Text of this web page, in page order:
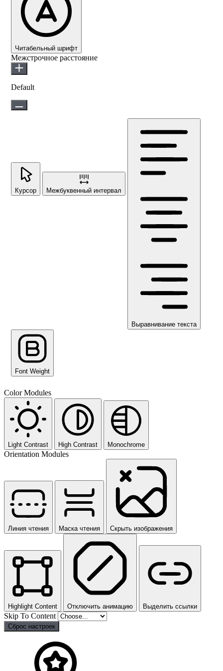
Читабельный шрифт
Межстрочное расстояние
Default
Курсор Межбуквенный интервал
Выравнивание текста
Font Weight
Color Modules
Light Contrast High Contrast Monochrome
Orientation Modules
Линия чтения Маска чтения Скрыть изображения
Highlight Content Отключить анимацию Выделить ссылки
Skip To Content
Сброс настроек